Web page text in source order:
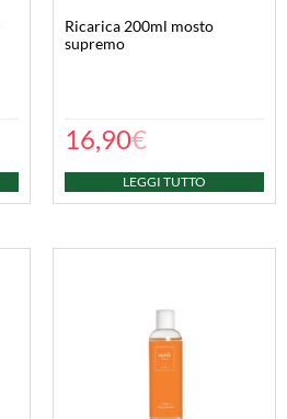
ricarica 200ml mosto
supremo
16,90€
LEGGI TUTTO